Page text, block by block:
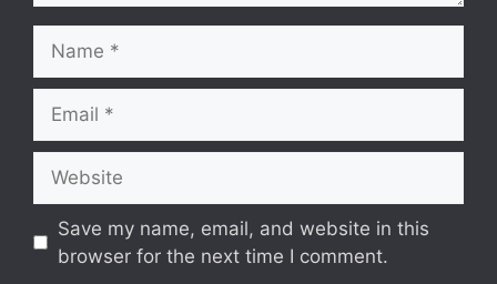
Save my name, email, and website in this
browser for the next time I comment.